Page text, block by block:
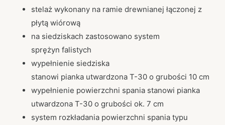
stelaż wykonany na ramie drewnianej łączonej z
płytą wiórową
na siedziskach zastosowano system
sprężyn falistych
wypełnienie siedziska
stanowi pianka utwardzona T-30 o grubości 10 cm
wypełnienie powierzchni spania stanowi pianka
utwardzona T-30 o grubości ok. 7 cm
system rozkładania powierzchni spania typu